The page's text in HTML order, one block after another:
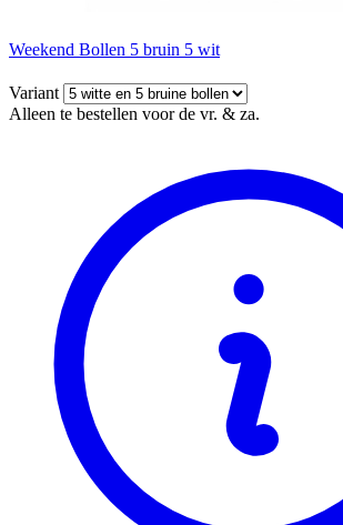
Weekend Bollen 5 bruin 5 wit
Variant
Alleen te bestellen voor de vr. & za.